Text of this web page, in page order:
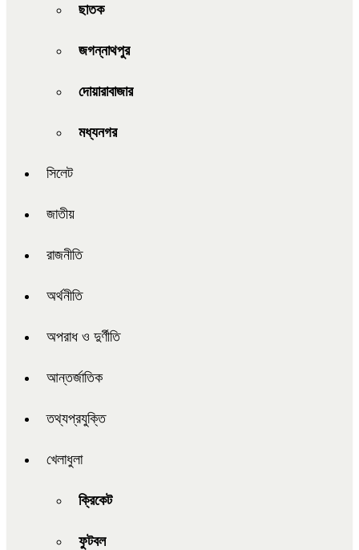
ছাতক
জগন্নাথপুর
দোয়ারাবাজার
মধ্যনগর
সিলেট
জাতীয়
রাজনীতি
অর্থনীতি
অপরাধ ও দুর্ণীতি
আন্তর্জাতিক
তথ্যপ্রযুক্তি
খেলাধুলা
ক্রিকেট
ফুটবল